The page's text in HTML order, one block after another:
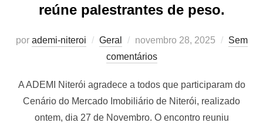
reúne palestrantes de peso.
por ademi-niteroi Geral
Postado
em
novembro 28, 2025
Sem
comentários
A ADEMI Niterói agradece a todos que participaram do
Cenário do Mercado Imobiliário de Niterói, realizado
ontem, dia 27 de Novembro. O encontro reuniu